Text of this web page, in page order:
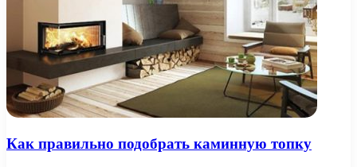
Как правильно подобрать каминную топку